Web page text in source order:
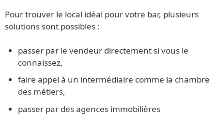
Pour trouver le local idéal pour votre bar, plusieurs
solutions sont possibles :
passer par le vendeur directement si vous le
connaissez,
faire appel à un intermédiaire comme la chambre
des métiers,
passer par des agences immobilières